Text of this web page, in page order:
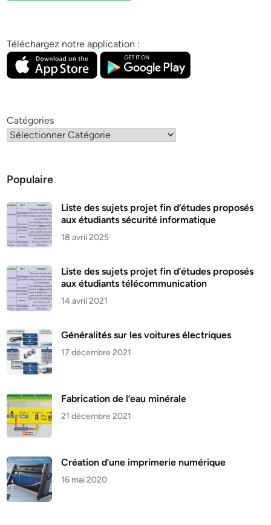
Téléchargez notre application :
Catégories
Populaire
Liste des sujets projet fin d’études proposés
aux étudiants sécurité informatique
18 avril 2025
Liste des sujets projet fin d’études proposés
aux étudiants télécommunication
14 avril 2021
Généralités sur les voitures électriques
17 décembre 2021
Fabrication de l’eau minérale
21 décembre 2021
Création d’une imprimerie numérique
16 mai 2020